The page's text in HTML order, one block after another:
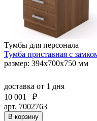
Тумбы для персонала
Тумба приставная с
размер: 394х700х750 мм
доставка от 1 дня
10 001
₽
арт. 7002763
В корзину